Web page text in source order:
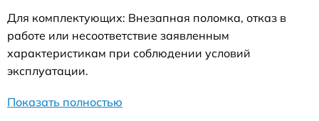
Для комплектующих: Внезапная поломка, отказ в
работе или несоответствие заявленным
характеристикам при соблюдении условий
эксплуатации.
Показать полностью